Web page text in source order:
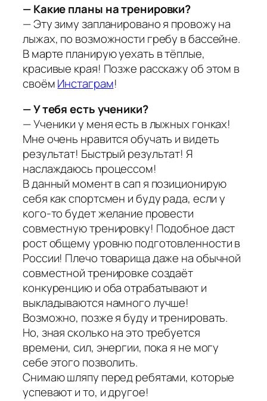
— Какие планы на тренировки?
— Эту зиму запланировано я провожу на
лыжах, по возможности гребу в бассейне.
В марте планирую уехать в тёплые,
красивые края! Позже расскажу об этом в
своёмИнстаграм!
— У тебя есть ученики?
— Ученики у меня есть в лыжных гонках!
Мне очень нравится обучать и видеть
результат! Быстрый результат! Я
наслаждаюсь процессом!
В данный момент в сап я позиционирую
себя как спортсмен и буду рада, если у
кого-то будет желание провести
совместную тренировку! Подобное даст
рост общему уровню подготовленности в
России! Плечо товарища даже на обычной
совместной тренировке создаёт
конкуренцию и оба отрабатывают и
выкладываются намного лучше!
Возможно, позже я буду и тренировать.
Но, зная сколько на это требуется
времени, сил, энергии, пока я не могу
себе этого позволить.
Снимаю шляпу перед ребятами, которые
успевают и то, и другое!